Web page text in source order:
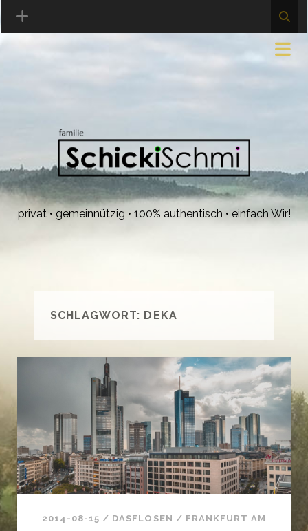
privat • gemeinnützig • 100% authentisch • einfach Wir!
SCHLAGWORT: DEKA
2014-08-15 / DASFLOSEN / FRANKFURT AM